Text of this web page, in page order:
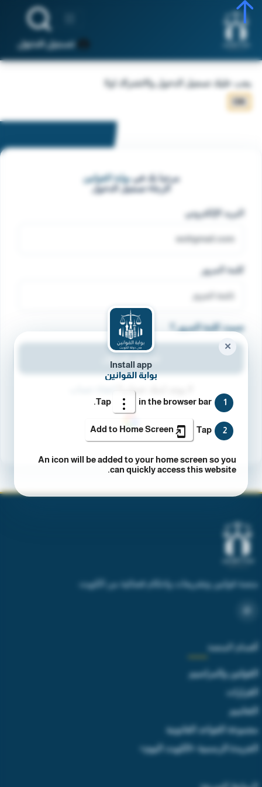
تسجيل الدخول
يجب عليك تسجيل الدخول والاشتراك اولا
OK
مرحبا بك فيبوابة القوانين
الرجاء تسجيل الدخول
البريد الإلكتروني
كلمة المرور
نسيت كلمة المرور ؟
تسجيل الدخول
لا يوجد لديك حساب؟
منصة قوانين وتشريعات واحكام قضائية من الكويت
أقسام المنصة
القوانين والمراسيم
القرارات
التعاميم
مجموعة القواعد القانونية
الجريدة الرسمية «الكويت اليوم»
Install app
بوابة القوانين
1
Tap in the browser bar.
2
Tap
Add to Home Screen
An icon will be added to your home screen so you
can quickly access this website.
✕